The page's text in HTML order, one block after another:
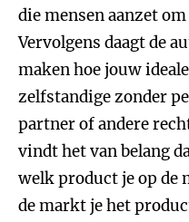
die mensen aanzet
Vervolgens daagt de
maken hoe jouw
zelfstandige zonder
partner of andere
vindt het van belang
welk product je op de
de markt je het